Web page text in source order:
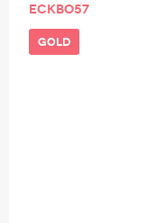
eckbo57
gold